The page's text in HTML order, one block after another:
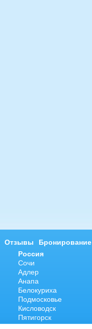
Отзывы
Бронирование
Россия
Сочи
Адлер
Анапа
Белокуриха
Подмосковье
Кисловодск
Пятигорск
Ессентуки